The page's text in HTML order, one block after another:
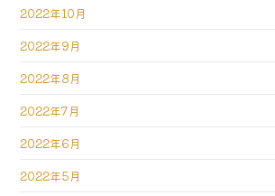
2022年10月
2022年9月
2022年8月
2022年7月
2022年6月
2022年5月